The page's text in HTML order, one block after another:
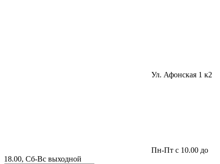
Ул. Афонская 1 к2
Пн-Пт с 10.00 до
18.00, Сб-Вс выходной